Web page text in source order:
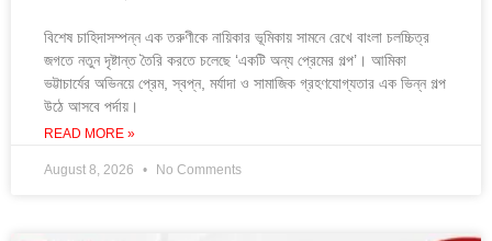
বিশেষ চাহিদাসম্পন্ন এক তরুণীকে নায়িকার ভূমিকায় সামনে রেখে বাংলা চলচ্চিত্র
জগতে নতুন দৃষ্টান্ত তৈরি করতে চলেছে ‘একটি অন্য প্রেমের গল্প’। আমিকা
ভট্টাচার্যের অভিনয়ে প্রেম, স্বপ্ন, মর্যাদা ও সামাজিক গ্রহণযোগ্যতার এক ভিন্ন গল্প
উঠে আসবে পর্দায়।
READ MORE »
August 8, 2026 No Comments